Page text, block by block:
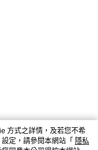
方式之詳情，及若您不希
定，請參閱本網站「 隱私